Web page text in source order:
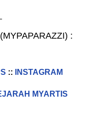
:
::
INSTAGRAM
MYARTIS